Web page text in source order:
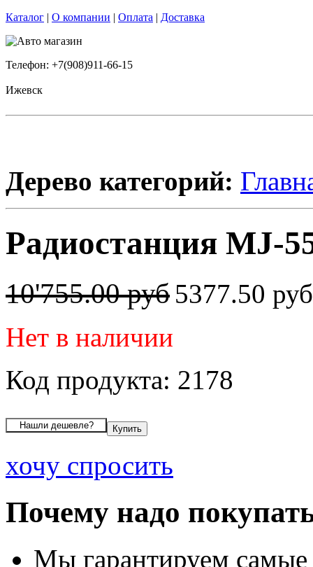
Каталог | О компании | Оплата | Доставка
Телефон: +7(908)911-66-15
Ижевск
Дерево категорий:
Радиостанция MJ-
10'755.00 руб 5377.50
Нет в наличии
Код продукта: 2178
хочу спросить
Почему надо
Мы гарантируем